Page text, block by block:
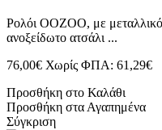
Ρολόι OOZOO, με
ανοξείδωτο ατσάλι ...
76,00€ Χωρίς ΦΠΑ: 61,29€
Προσθήκη στο Καλάθι
Προσθήκη στα Αγαπημένα
Σύγκριση